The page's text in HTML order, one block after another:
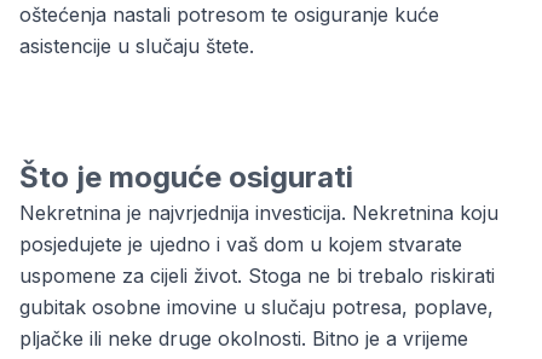
oštećenja nastali potresom te osiguranje kuće
asistencije u slučaju štete.
Što je moguće osigurati
Nekretnina je najvrjednija investicija. Nekretnina koju
posjedujete je ujedno i vaš dom u kojem stvarate
uspomene za cijeli život. Stoga ne bi trebalo riskirati
gubitak osobne imovine u slučaju potresa, poplave,
pljačke ili neke druge okolnosti. Bitno je a vrijeme